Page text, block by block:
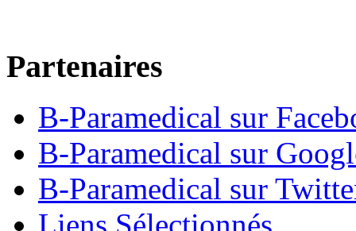
Partenaires
B-Paramedical sur
B-Paramedical sur
B-Paramedical sur